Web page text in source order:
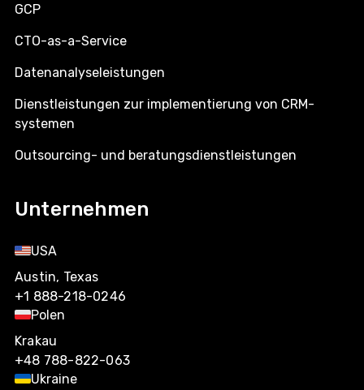
GCP
CTO-as-a-Service
Datenanalyseleistungen
Dienstleistungen zur implementierung von CRM-
systemen
Outsourcing- und beratungsdienstleistungen
Unternehmen
USA
Austin, Texas
+1 888-218-0246
Polen
Krakau
+48 788-822-063
Ukraine